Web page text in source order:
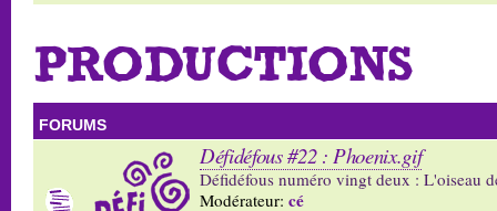
PRODUCTIONS
FORUMS
Défidéfous #22 : Phoenix.gif
Défidéfous numéro vingt deux : L'oiseau
Modérateur: cé